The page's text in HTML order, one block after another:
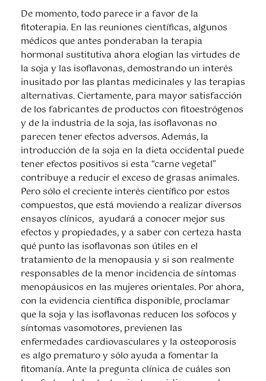
De momento, todo parece ir a favor de la
fitoterapia. En las reuniones científicas, algunos
médicos que antes ponderaban la terapia
hormonal sustitutiva ahora elogian las virtudes de
la soja y las isoflavonas, demostrando un interés
inusitado por las plantas medicinales y las terapias
alternativas. Ciertamente, para mayor satisfacción
de los fabricantes de productos con fitoestrógenos
y de la industria de la soja, las isoflavonas no
parecen tener efectos adversos. Además, la
introducción de la soja en la dieta occidental puede
tener efectos positivos si esta “carne vegetal”
contribuye a reducir el exceso de grasas animales.
Pero sólo el creciente interés científico por estos
compuestos, que está moviendo a realizar diversos
ensayos clínicos, ayudará a conocer mejor sus
efectos y propiedades, y a saber con certeza hasta
qué punto las isoflavonas son útiles en el
tratamiento de la menopausia y si son realmente
responsables de la menor incidencia de síntomas
menopáusicos en las mujeres orientales. Por ahora,
con la evidencia científica disponible, proclamar
que la soja y las isoflavonas reducen los sofocos y
síntomas vasomotores, previenen las
enfermedades cardiovasculares y la osteoporosis
es algo prematuro y sólo ayuda a fomentar la
fitomanía. Ante la pregunta clínica de cuáles son